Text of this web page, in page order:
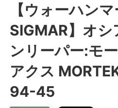
【ウォーハン
SIGMAR】オシ
ンリーパー:モ
アクス
94-45